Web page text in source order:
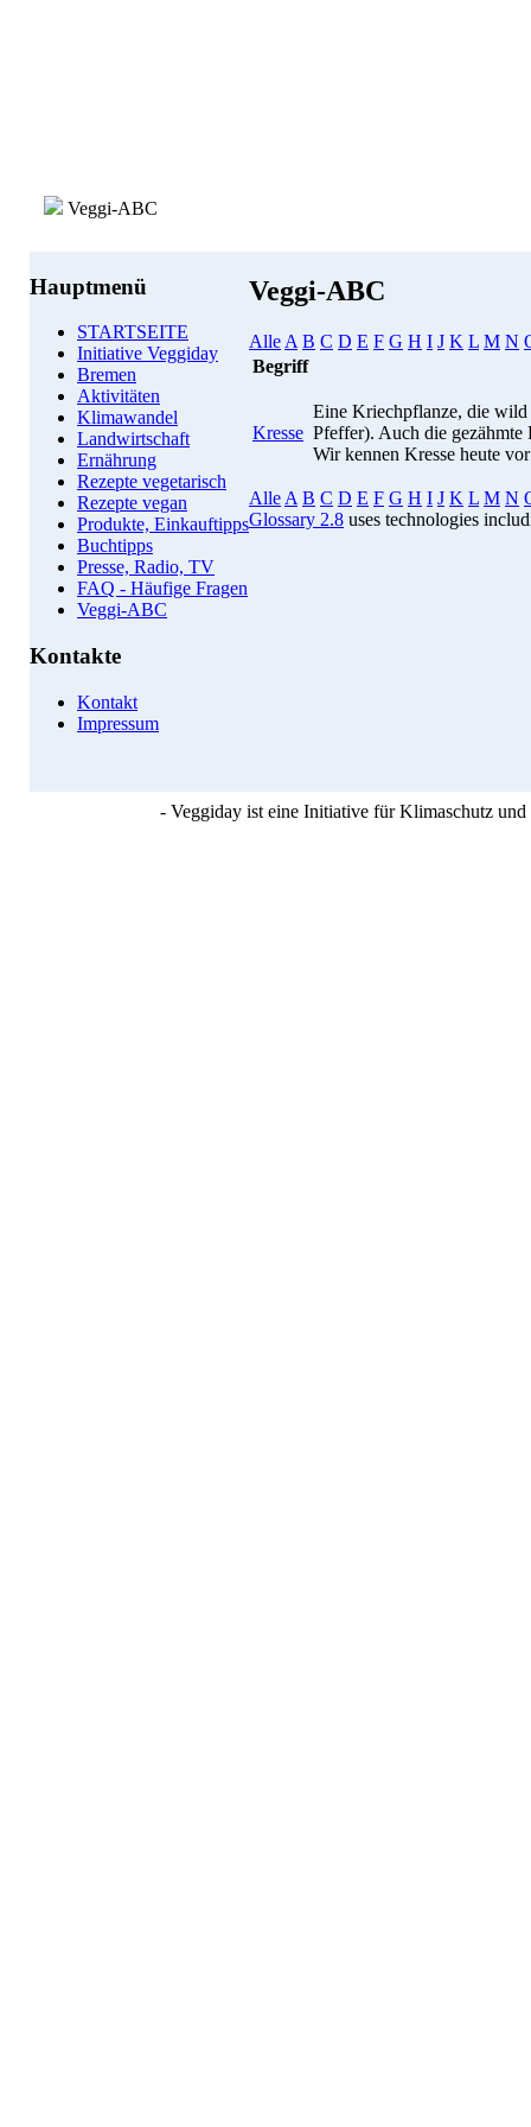
Veggi-ABC
Hauptmenü
STARTSEITE
Initiative Veggiday
Bremen
Aktivitäten
Klimawandel
Landwirtschaft
Ernährung
Rezepte vegetarisch
Rezepte vegan
Produkte, Einkauftipps
Buchtipps
Presse, Radio, TV
FAQ - Häufige Fragen
Veggi-ABC
Kontakte
Kontakt
Impressum
Veggi-ABC
Alle A B C D E F G H I J K L M N
Begriff
Kresse
Eine Kriechpflanze, die
Pfeffer). Auch die
Wir kennen Kresse heute
Alle A B C D E F G H I J K L M N
Glossary 2.8 uses technologies
- Veggiday ist eine Initiative für Klimaschutz